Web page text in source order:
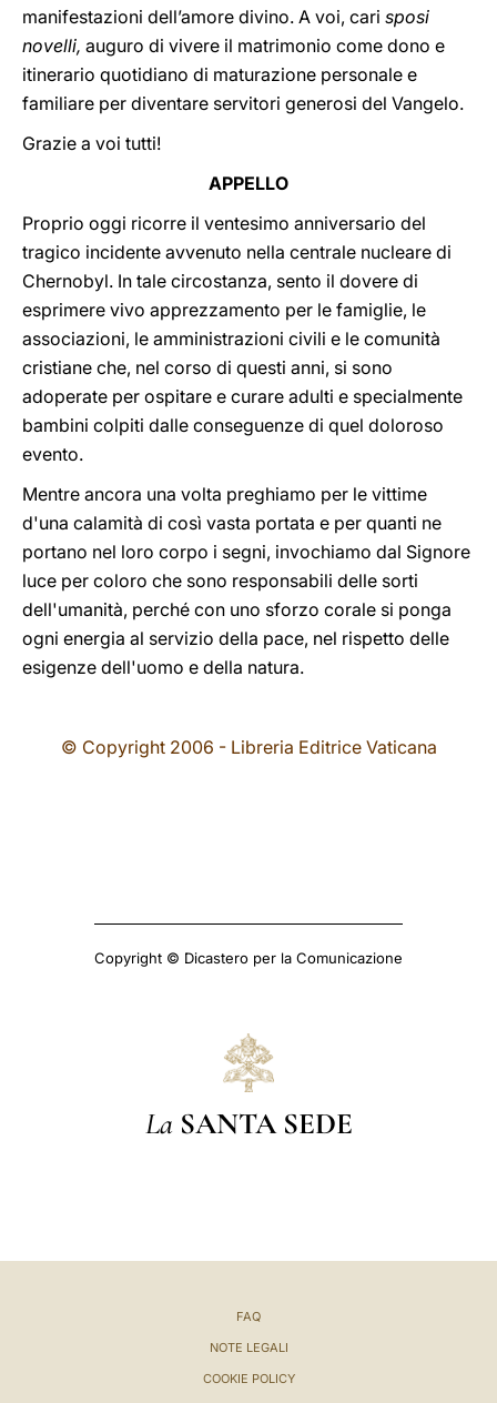
manifestazioni dell’amore divino. A voi, cari sposi
novelli, auguro di vivere il matrimonio come dono e
itinerario quotidiano di maturazione personale e
familiare per diventare servitori generosi del Vangelo.
Grazie a voi tutti!
APPELLO
Proprio oggi ricorre il ventesimo anniversario del
tragico incidente avvenuto nella centrale nucleare di
Chernobyl. In tale circostanza, sento il dovere di
esprimere vivo apprezzamento per le famiglie, le
associazioni, le amministrazioni civili e le comunità
cristiane che, nel corso di questi anni, si sono
adoperate per ospitare e curare adulti e specialmente
bambini colpiti dalle conseguenze di quel doloroso
evento.
Mentre ancora una volta preghiamo per le vittime
d'una calamità di così vasta portata e per quanti ne
portano nel loro corpo i segni, invochiamo dal Signore
luce per coloro che sono responsabili delle sorti
dell'umanità, perché con uno sforzo corale si ponga
ogni energia al servizio della pace, nel rispetto delle
esigenze dell'uomo e della natura.
© Copyright 2006 - Libreria Editrice Vaticana
Copyright © Dicastero per la Comunicazione
La SANTA SEDE
FAQ
NOTE LEGALI
COOKIE POLICY